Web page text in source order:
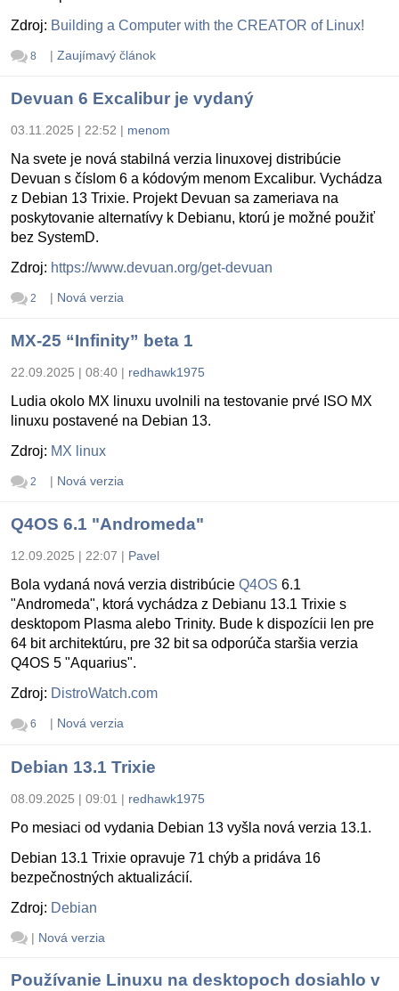
Zdroj: Building a Computer with the CREATOR of Linux!
8 | Zaujímavý článok
Devuan 6 Excalibur je vydaný
03.11.2025 | 22:52 | menom
Na svete je nová stabilná verzia linuxovej distribúcie
Devuan s číslom 6 a kódovým menom Excalibur. Vychádza
z Debian 13 Trixie. Projekt Devuan sa zameriava na
poskytovanie alternatívy k Debianu, ktorú je možné použiť
bez SystemD.
Zdroj: https://www.devuan.org/get-devuan
2 | Nová verzia
MX-25 “Infinity” beta 1
22.09.2025 | 08:40 | redhawk1975
Ludia okolo MX linuxu uvolnili na testovanie prvé ISO MX
linuxu postavené na Debian 13.
Zdroj: MX linux
2 | Nová verzia
Q4OS 6.1 "Andromeda"
12.09.2025 | 22:07 | Pavel
Bola vydaná nová verzia distribúcie Q4OS 6.1
"Andromeda", ktorá vychádza z Debianu 13.1 Trixie s
desktopom Plasma alebo Trinity. Bude k dispozícii len pre
64 bit architektúru, pre 32 bit sa odporúča staršia verzia
Q4OS 5 "Aquarius".
Zdroj: DistroWatch.com
6 | Nová verzia
Debian 13.1 Trixie
08.09.2025 | 09:01 | redhawk1975
Po mesiaci od vydania Debian 13 vyšla nová verzia 13.1.
Debian 13.1 Trixie opravuje 71 chýb a pridáva 16
bezpečnostných aktualizácií.
Zdroj: Debian
| Nová verzia
Používanie Linuxu na desktopoch dosiahlo v